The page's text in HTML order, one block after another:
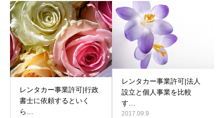
レンタカー事業許可|行政
書士に依頼するといく
ら…
レンタカー事業許可|法人
設立と個人事業を比較
す…
2017.09.9